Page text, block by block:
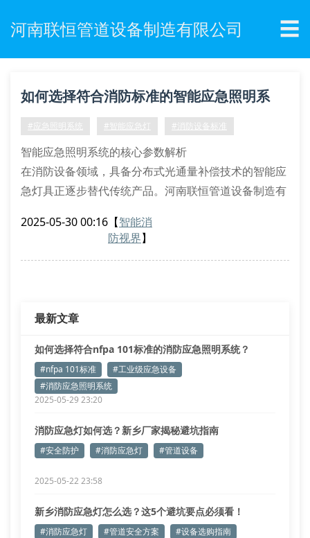
河南联恒管道设备制造有限公司 ☰
如何选择符合消防标准的智能应急照明系
统？
#应急照明系统 #智能应急灯 #消防设备标准
智能应急照明系统的核心参数解析
在消防设备领域，具备分布式光通量补偿技术的智能应
急灯具正逐步替代传统产品。河南联恒管道设备制造有
技术，配合数字式逆变驱动模块，可实现持续120分钟
2025-05-30 00:16 【智能消
防视界】
最新文章
如何选择符合nfpa 101标准的消防应急照明系统？
#nfpa 101标准
#工业级应急设备
#消防应急照明系统
2025-05-29 23:20
消防应急灯如何选？新乡厂家揭秘避坑指南
#安全防护 #消防应急灯 #管道设备
2025-05-22 23:58
新乡消防应急灯怎么选？这5个避坑要点必须看！
#消防应急灯 #管道安全方案 #设备选购指南